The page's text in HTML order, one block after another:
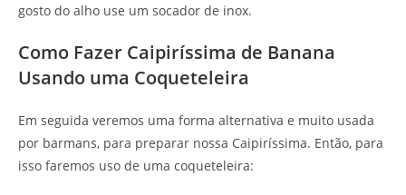
gosto do alho use um socador de inox.
Como Fazer Caipiríssima de Banana
Usando uma Coqueteleira
Em seguida veremos uma forma alternativa e muito usada
por barmans, para preparar nossa Caipiríssima. Então, para
isso faremos uso de uma coqueteleira: